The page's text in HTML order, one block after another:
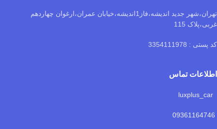
تهران،شهر جدید اندیشه،فاز1اندیشه،خیابان عمران،ارغوان چهاردهم
غربی،پلاک 115
کد پستی : 3354111978
اطلاعات تماس
09361164746